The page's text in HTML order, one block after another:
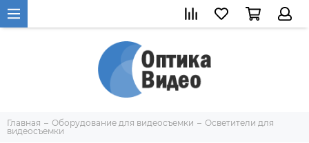
Главная Оборудование для видеосъемки
Осветители для
видеосъемки